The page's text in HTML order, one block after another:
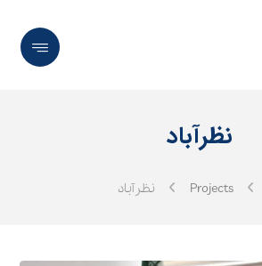
نظرآباد
Projects نظرآباد